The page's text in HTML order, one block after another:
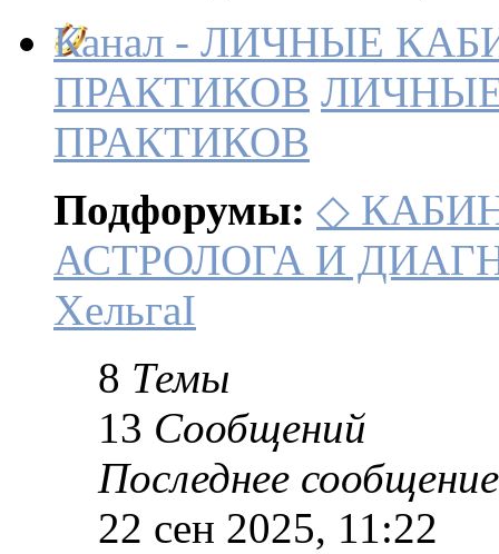
Канал - ЛИЧНЫЕ
ПРАКТИКОВ
ПРАКТИКОВ
Подфорумы: ◇
АСТРОЛОГА И
ХельгаI
8 Темы
13 Сообщений
Последнее сообщение
22 сен 2025, 11:22